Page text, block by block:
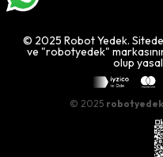
© 2025 Robot Yedek.
ve "robotyedek"
olup
© 2025